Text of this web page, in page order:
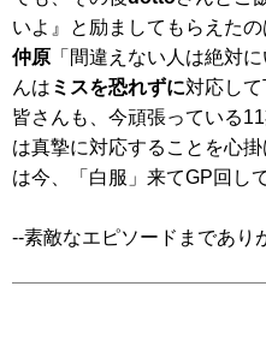
いよ』と励ましてもらえたの
仲原 「間違えない人は絶対
んは ミスを恐れずに対応し
皆さんも、今頑張っている
は真摯に対応することを心
は今、「白服」来てGP回し
--素敵なエピソードまであり